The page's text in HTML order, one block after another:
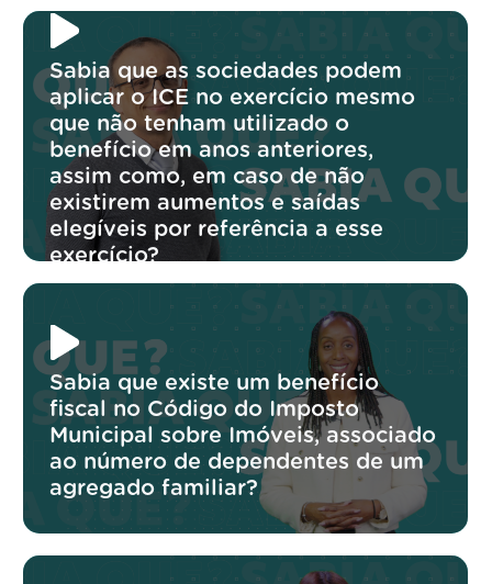
Sabia que as sociedades podem
aplicar o ICE no exercício mesmo
que não tenham utilizado o
benefício em anos anteriores,
assim como, em caso de não
existirem aumentos e saídas
elegíveis por referência a esse
exercício?
Sabia que existe um benefício
fiscal no Código do Imposto
Municipal sobre Imóveis, associado
ao número de dependentes de um
agregado familiar?